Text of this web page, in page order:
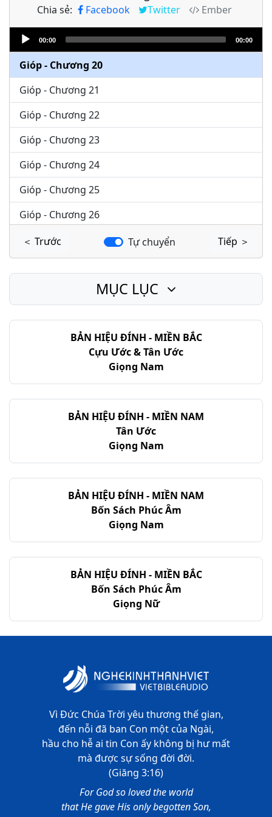
Chia sẻ: Facebook Twitter
Ember
Audio
Player
00:00 00:00
Gióp - Chương 18
Gióp - Chương 19
Gióp - Chương 20
Gióp - Chương 21
Gióp - Chương 22
Gióp - Chương 23
Gióp - Chương 24
Gióp - Chương 25
Gióp - Chương 26
Gióp - Chương 27
Gióp - Chương 29
Gióp - Chương 31
Gióp - Chương 34
Gióp - Chương 36
Gióp - Chương 37
Gióp - Chương 38
Gióp - Chương 39
Gióp - Chương 41
＜ Trước Tự chuyển Tiếp ＞
BẢN HIỆU ĐÍNH - MIỀN BẮC
Cựu Ước & Tân Ước
Giọng Nam
BẢN HIỆU ĐÍNH - MIỀN NAM
Tân Ước
Giọng Nam
BẢN HIỆU ĐÍNH - MIỀN NAM
Bốn Sách Phúc Âm
Giọng Nam
BẢN HIỆU ĐÍNH - MIỀN BẮC
Bốn Sách Phúc Âm
Giọng Nữ
MỤC LỤC
Vì Đức Chúa Trời yêu thương thế gian,
đến nỗi đã ban Con một của Ngài,
hầu cho hễ ai tin Con ấy không bị hư mất
mà được sự sống đời đời.
(Giăng 3:16)
For God so loved the world
that He gave His only begotten Son,